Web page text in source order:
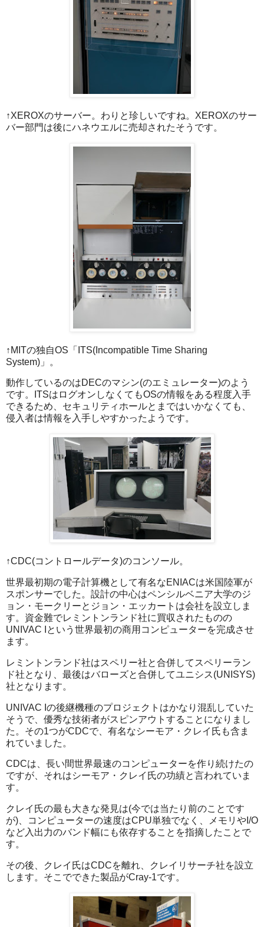
↑XEROXのサーバー。わりと珍しいですね。XEROXのサー
バー部門は後にハネウエルに売却されたそうです。
↑MITの独自OS「ITS(Incompatible Time Sharing
System)」。
動作しているのはDECのマシン(のエミュレーター)のよう
です。ITSはログオンしなくてもOSの情報をある程度入手
できるため、セキュリティホールとまではいかなくても、
侵入者は情報を入手しやすかったようです。
↑CDC(コントロールデータ)のコンソール。
世界最初期の電子計算機として有名なENIACは米国陸軍が
スポンサーでした。設計の中心はペンシルベニア大学のジ
ョン・モークリーとジョン・エッカートは会社を設立しま
す。資金難でレミントンランド社に買収されたものの
UNIVAC Iという世界最初の商用コンピューターを完成させ
ます。
レミントンランド社はスペリー社と合併してスペリーラン
ド社となり、最後はバローズと合併してユニシス(UNISYS)
社となります。
UNIVAC Iの後継機種のプロジェクトはかなり混乱していた
そうで、優秀な技術者がスピンアウトすることになりまし
た。その1つがCDCで、有名なシーモア・クレイ氏も含ま
れていました。
CDCは、長い間世界最速のコンピューターを作り続けたの
ですが、それはシーモア・クレイ氏の功績と言われていま
す。
クレイ氏の最も大きな発見は(今では当たり前のことです
が)、コンピューターの速度はCPU単独でなく、メモリやI/O
など入出力のバンド幅にも依存することを指摘したことで
す。
その後、クレイ氏はCDCを離れ、クレイリサーチ社を設立
します。そこでできた製品がCray-1です。